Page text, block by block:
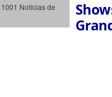
Notícias de